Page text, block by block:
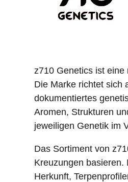
z710 Genetics ist
Die Marke richtet sich
dokumentiertes
Aromen, Strukturen
jeweiligen Genetik im
Das Sortiment von
Kreuzungen
Herkunft,